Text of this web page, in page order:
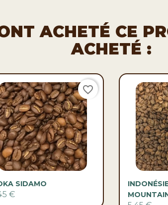
ACHETÉ CE
ACHETÉ :
Aperçu rapide
SIDAMO
€
favorite_border
